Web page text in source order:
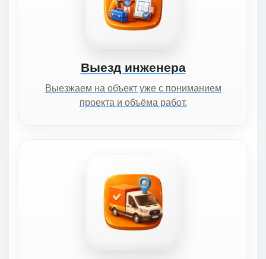
Выезд инженера
Выезжаем на объект уже с пониманием
проекта и объёма работ.